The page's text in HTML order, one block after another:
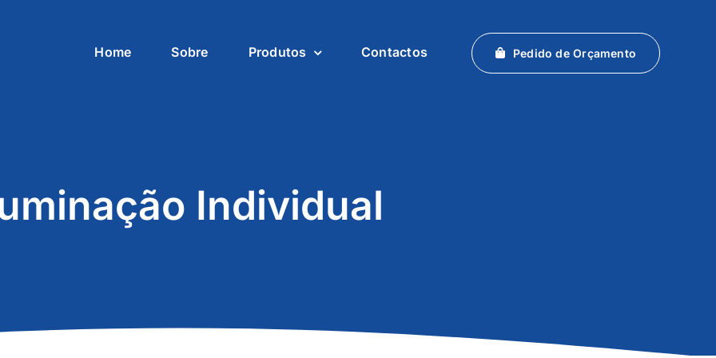
Home Sobre Produtos Contactos Pedido de Orçamento
Individual